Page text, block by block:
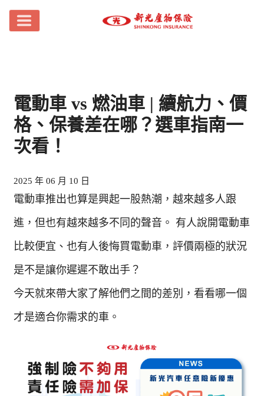
電動車 vs 燃油車 | 續航力、價
格、保養差在哪？選車指南一
次看！
2025 年 06 月 10 日
電動車推出也算是興起一股熱潮，越來越多人跟
進，但也有越來越多不同的聲音。 有人說開電動車
比較便宜、也有人後悔買電動車，評價兩極的狀況
是不是讓你遲遲不敢出手？
今天就來帶大家了解他們之間的差別，看看哪一個
才是適合你需求的車。